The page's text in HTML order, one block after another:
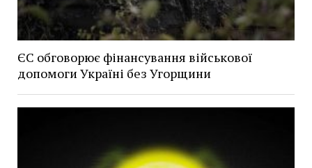
ЄС обговорює фінансування військової
допомоги Україні без Угорщини